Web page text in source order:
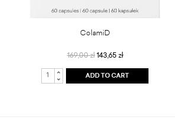
ColamiD
169,00 zł 143,65 zł
ADD TO CART